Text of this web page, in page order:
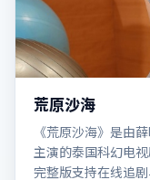
荒原沙海
《荒原沙海》是由
主演的泰国科幻电
完整版支持在线追